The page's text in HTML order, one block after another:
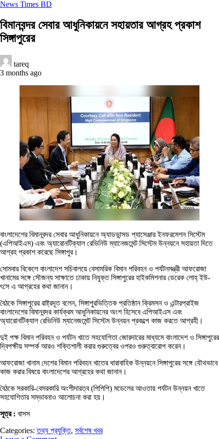
News Times BD
বিমানবন্দর সেবার আধুনিকায়নে সহায়তার আগ্রহ প্রকাশ
সিঙ্গাপুরের
tareq
3 months ago
বাংলাদেশের বিমানবন্দর সেবার আধুনিকায়নে অ্যাডভান্সড প্যাসেঞ্জার ইনফরমেশন সিস্টেম
(এপিআইএস) এবং অ্যারোনটিক্যাল রেভিনিউ ম্যানেজমেন্ট সিস্টেম উন্নয়নে সহায়তা দিতে
আগ্রহ প্রকাশ করেছে সিঙ্গাপুর।
সোমবার বিকেলে বাংলাদেশ সচিবালয়ে বেসামরিক বিমান পরিবহন ও পর্যটনমন্ত্রী আফরোজা
খানামের সঙ্গে সৌজন্য সাক্ষাতে ঢাকায় নিযুক্ত সিঙ্গাপুরের হাইকমিশনার ডেরেক লোহ্ ইউ-
ৎসে এ আগ্রহের কথা জানান।
বৈঠকে সিঙ্গাপুরের রাষ্ট্রদূত বলেন, সিঙ্গাপুরভিত্তিক প্রতিষ্ঠান ক্রিমসন ও এন্টারপ্রাইজ
বাংলাদেশের বিমানবন্দর কার্যক্রম আধুনিকায়নের অংশ হিসেবে এপিআইএস এবং
অ্যারোনটিক্যাল রেভিনিউ ম্যানেজমেন্ট সিস্টেম উন্নয়ন প্রকল্পে কাজ করতে আগ্রহী।
দুই পক্ষ বিমান পরিবহন ও পর্যটন খাতে সহযোগিতা জোরদারের মাধ্যমে বাংলাদেশ ও সিঙ্গাপুরের
দ্বিপক্ষীয় সম্পর্ক আরও শক্তিশালী করার গুরুত্বের ওপরও গুরুত্বারোপ করেন।
আফরোজা খানাম দেশের বিমান পরিবহন খাতের ধারাবাহিক উন্নয়নে সিঙ্গাপুরের সঙ্গে যৌথভাবে
কাজ করার বিষয়ে বাংলাদেশের আগ্রহের কথা জানান।
বৈঠকে সরকারি-বেসরকারি অংশীদারত্ব (পিপিপি) মডেলের আওতায় পর্যটন উন্নয়ন খাতে
সহযোগিতার সম্ভাবনাও আলোচনা করা হয়।
সূত্র : বাসস
Categories:তথ্য প্রযুক্তি, সর্বশেষ খবর